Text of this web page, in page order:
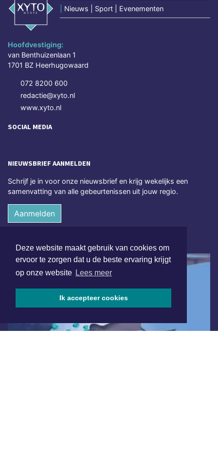
Deze website maakt gebruik van cookies om
ervoor te zorgen dat u de beste ervaring krijgt
op onze website Lees meer
Ik accepteer cookies
Nieuws | Sport | Evenementen
Hoofdvestiging:
van Benthuizenlaan 1
1701 BZ Heerhugowaard
072 8200 600
redactie@xyto.nl
www.xyto.nl
SOCIAL MEDIA
NIEUWSBRIEF AANMELDEN
Schrijf je in voor onze nieuwsbrief en krijg wekelijks een
samenvatting van alle gebeurtenissen uit jouw regio.
Aanmelden